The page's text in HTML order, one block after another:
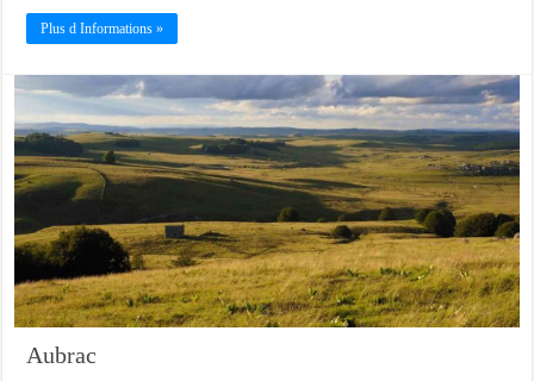
Plus d Informations »
Aubrac